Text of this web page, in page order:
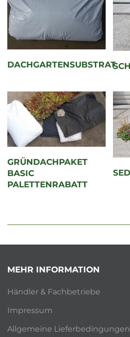
DACHGARTENSUBSTRAT
GRÜNDACHPAKET
BASIC
PALETTENRABATT
MEHR INFORMATION
Händler & Fachbetriebe
Impressum
Allgemeine Lieferbedingungen